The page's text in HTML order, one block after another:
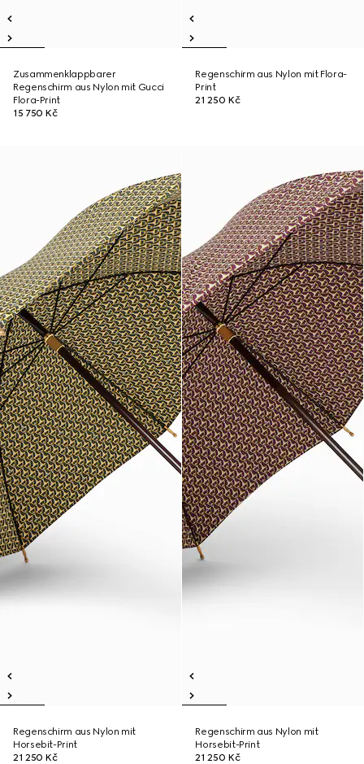
Zusammenklappbarer
Regenschirm aus Nylon mit Gucci
Flora-Print
15 750 Kč
Regenschirm aus Nylon mit Flora-
Print
21 250 Kč
Regenschirm aus Nylon mit
Horsebit-Print
21 250 Kč
Regenschirm aus Nylon mit
Horsebit-Print
21 250 Kč